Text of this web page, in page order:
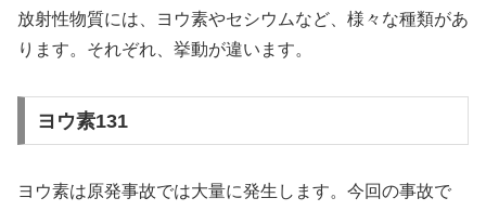
放射性物質には、ヨウ素やセシウムなど、様々な種類があ
ります。それぞれ、挙動が違います。
ヨウ素131
ヨウ素は原発事故では大量に発生します。今回の事故で